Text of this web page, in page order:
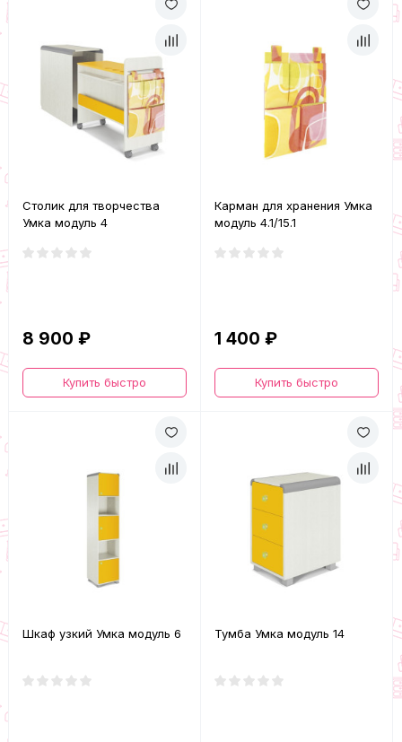
Столик для творчества
Умка модуль 4
8 900 ₽
Купить быстро
Карман для хранения Умка
модуль 4.1/15.1
1 400 ₽
Купить быстро
Шкаф узкий Умка модуль 6 Тумба Умка модуль 14